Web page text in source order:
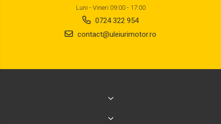
Luni - Vineri 09:00 - 17:00
0724 322 954
contact@uleiurimotor.ro